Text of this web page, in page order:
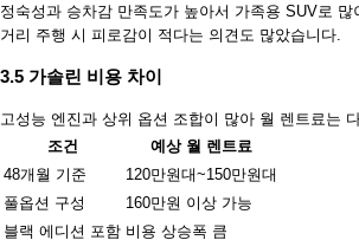
정숙성과 승차감 만족도가 높아서 가족용 SUV로
거리 주행 시 피로감이 적다는 의견도 많았습니다.
3.5 가솔린 비용 차이
고성능 엔진과 상위 옵션 조합이 많아 월 렌트료는
조건
예상 월 렌트료
48개월 기준
120만원대~150만원대
풀옵션 구성
160만원 이상 가능
블랙 에디션 포함 비용 상승폭 큼